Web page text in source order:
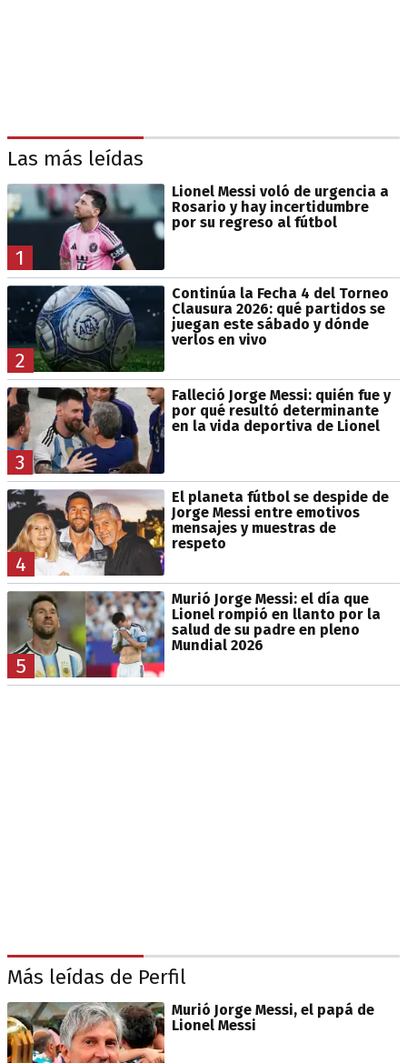
Las más leídas
1
Lionel Messi voló de urgencia a
Rosario y hay incertidumbre
por su regreso al fútbol
2
Continúa la Fecha 4 del Torneo
Clausura 2026: qué partidos se
juegan este sábado y dónde
verlos en vivo
3
Falleció Jorge Messi: quién fue y
por qué resultó determinante
en la vida deportiva de Lionel
4
El planeta fútbol se despide de
Jorge Messi entre emotivos
mensajes y muestras de
respeto
5
Murió Jorge Messi: el día que
Lionel rompió en llanto por la
salud de su padre en pleno
Mundial 2026
Más leídas de Perfil
Murió Jorge Messi, el papá de
Lionel Messi